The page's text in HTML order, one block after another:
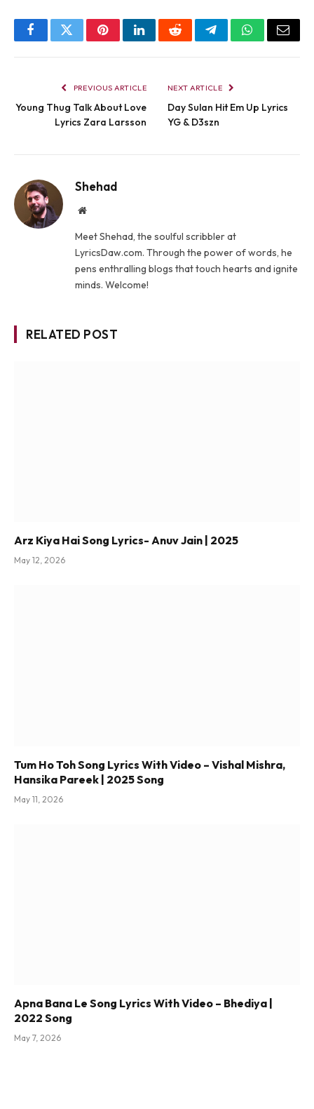
FacebookTwitterPinterestLinkedInRedditTelegramWhatsApp
Email
PREVIOUS ARTICLE
Young Thug Talk About Love
Lyrics Zara Larsson
NEXT ARTICLE
Day Sulan Hit Em Up Lyrics
YG & D3szn
Shehad
Website
Meet Shehad, the soulful scribbler at
LyricsDaw.com. Through the power of words, he
pens enthralling blogs that touch hearts and ignite
minds. Welcome!
RELATED POST
Arz Kiya Hai Song Lyrics- Anuv Jain | 2025
May 12, 2026
Tum Ho Toh Song Lyrics With Video – Vishal Mishra,
Hansika Pareek | 2025 Song
May 11, 2026
Apna Bana Le Song Lyrics With Video – Bhediya |
2022 Song
May 7, 2026